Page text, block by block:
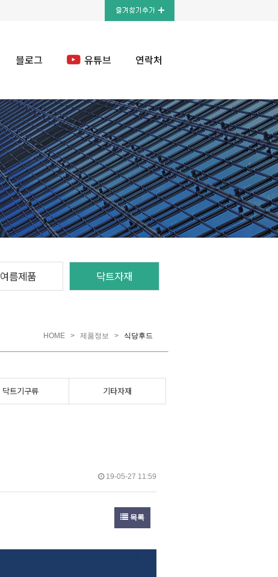
블로그 유튜브 연락처
여름제품 닥트자재
HOME > 제품정보 > 식당후드
닥트기구류 기타자재
19-05-27 11:59
목록